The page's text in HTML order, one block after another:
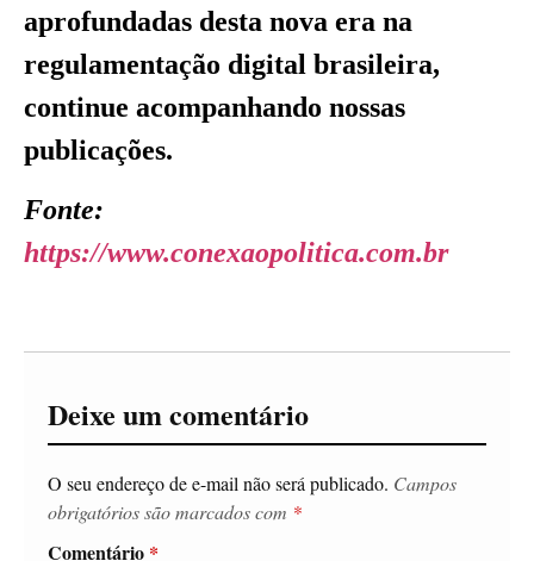
aprofundadas desta nova era na
regulamentação digital brasileira,
continue acompanhando nossas
publicações.
Fonte:
https://www.conexaopolitica.com.br
Deixe um comentário
O seu endereço de e-mail não será publicado. Campos
obrigatórios são marcados com *
Comentário *